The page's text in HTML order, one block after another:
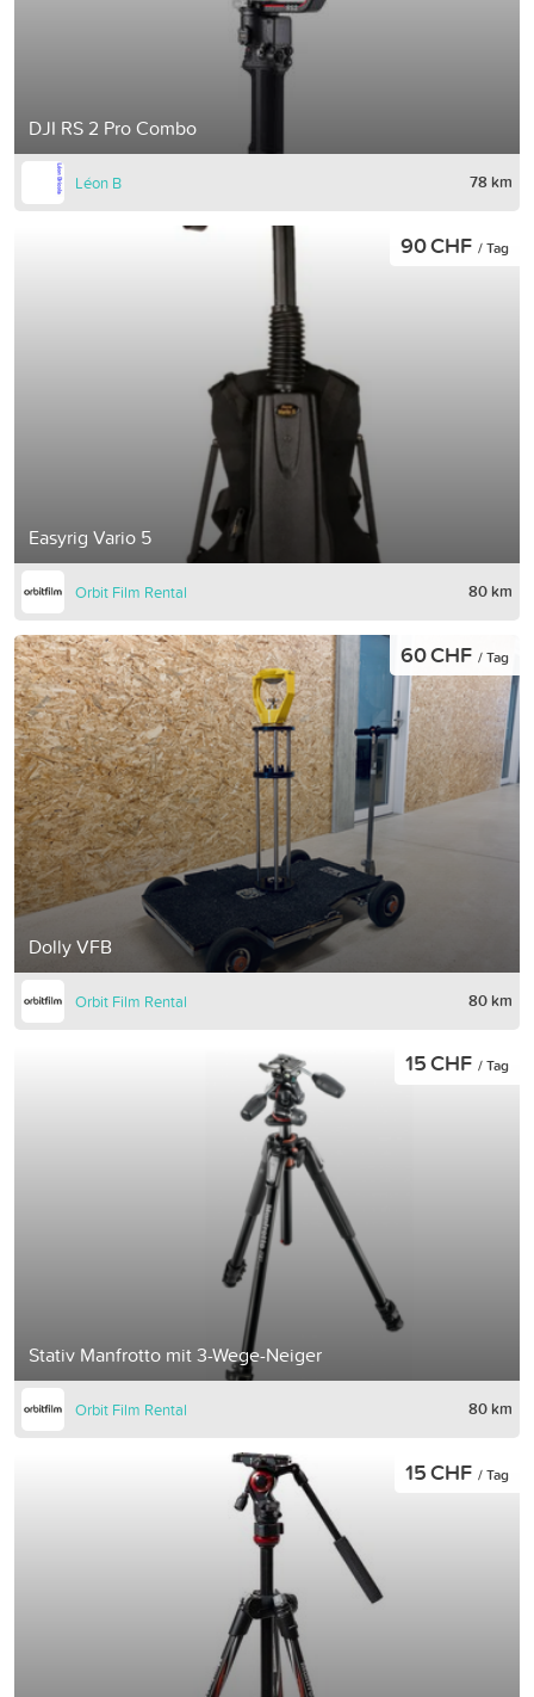
DJI RS 2 Pro Combo
Léon B 78 km
Easyrig Vario 5
90 CHF / Tag
Orbit Film Rental 80 km
Dolly VFB
60 CHF / Tag
Orbit Film Rental 80 km
Stativ Manfrotto mit 3-Wege-Neiger
15 CHF / Tag
Orbit Film Rental 80 km
15 CHF / Tag